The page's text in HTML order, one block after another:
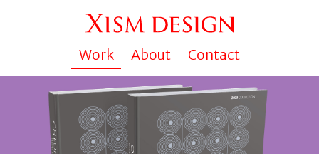
Work About Contact